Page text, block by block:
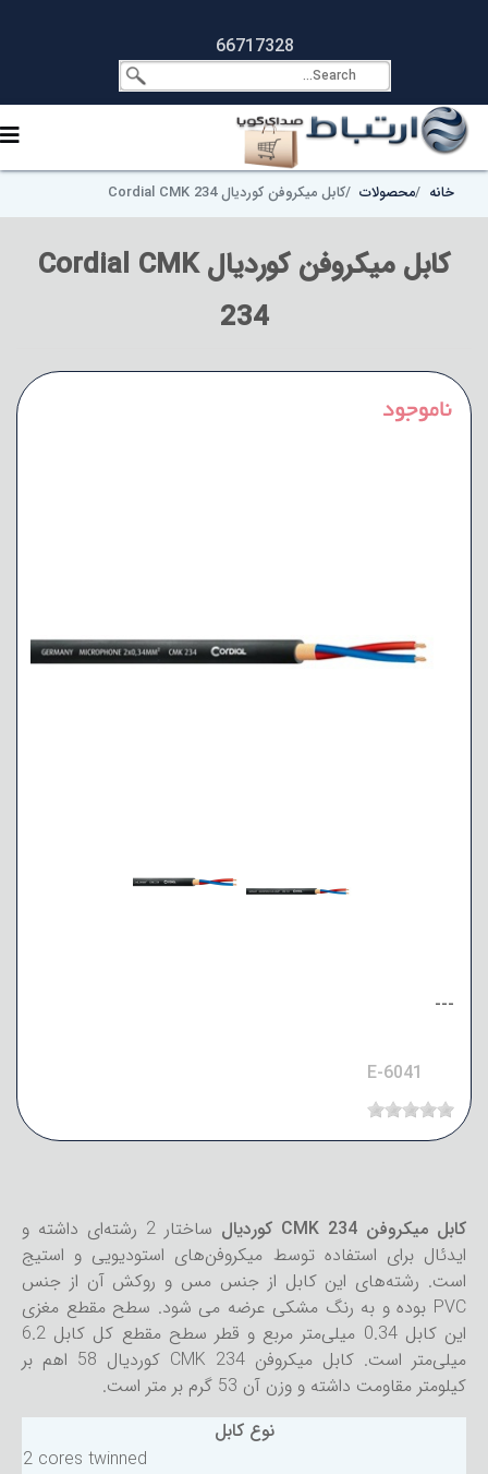
66717328
خانه محصولات کابل میکروفن کوردیال Cordial CMK 234
کابل میکروفن کوردیال Cordial CMK
234
---
E-6041
کابل میکروفن CMK 234 کوردیال
ساختار 2 رشته‌ای داشته و
ایدئال برای استفاده توسط میکروفن‌های استودیویی و استیج
است. رشته‌های این کابل از جنس مس و روکش آن از جنس
PVC بوده و به رنگ مشکی عرضه می شود. سطح مقطع مغزی
این کابل 0.34 میلی‌متر مربع و قطر سطح مقطع کل کابل 6.2
میلی‌متر است. کابل میکروفن CMK 234 کوردیال 58 اهم بر
کیلومتر مقاومت داشته و وزن آن 53 گرم بر متر است.
نوع کابل
2 cores twinned